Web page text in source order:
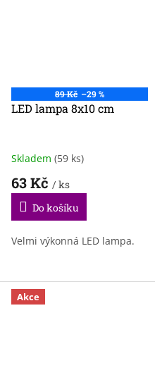
89 Kč –29 %
LED lampa 8x10 cm
Skladem (59 ks)
63 Kč / ks
Do košíku
Velmi výkonná LED lampa.
Akce